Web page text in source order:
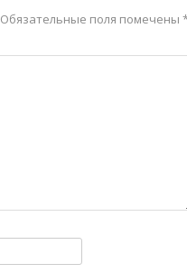
Обязательные поля помечены